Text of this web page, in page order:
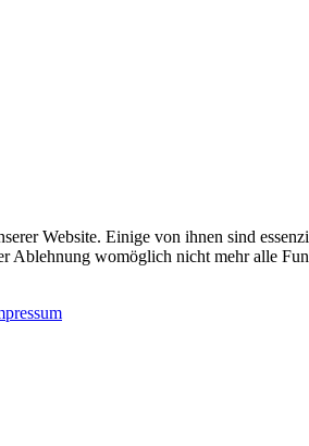
Website. Einige von ihnen sind
Ablehnung womöglich nicht mehr alle